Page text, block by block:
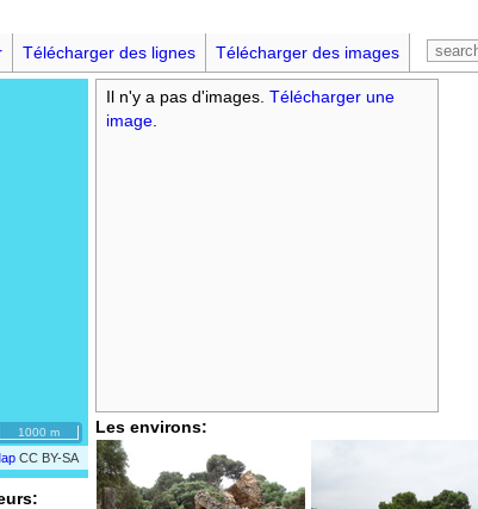
Télécharger des lignes Télécharger des images
CC BY-SA
1000 m
Il n'y a pas d'images. Télécharger une
image
Les environs: